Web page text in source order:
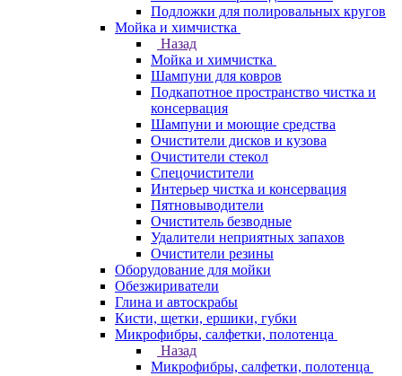
Подложки для полировальных кругов
Мойка и химчистка
Назад
Мойка и химчистка
Шампуни для ковров
Подкапотное пространство чистка и
консервация
Шампуни и моющие средства
Очистители дисков и кузова
Очистители стекол
Спецочистители
Интерьер чистка и консервация
Пятновыводители
Очиститель безводные
Удалители неприятных запахов
Очистители резины
Оборудование для мойки
Обезжириватели
Глина и автоскрабы
Кисти, щетки, ершики, губки
Микрофибры, салфетки, полотенца
Назад
Микрофибры, салфетки, полотенца